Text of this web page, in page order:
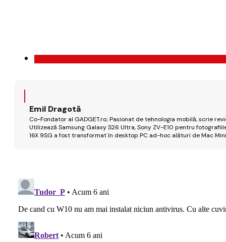
Emil Dragotă
Co-Fondator al GADGET.ro; Pasionat de tehnologia mobilă, scrie
Utilizează Samsung Galaxy S26 Ultra, Sony ZV-E10 pentru
16X 9SG a fost transformat în desktop PC ad-hoc alături de Mac